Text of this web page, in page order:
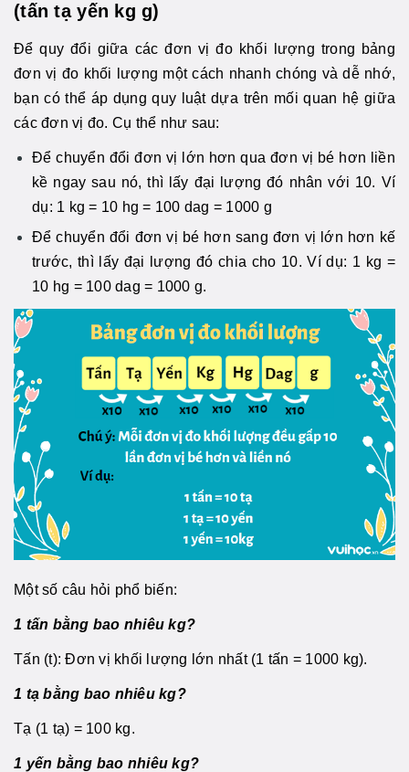
(tấn tạ yến kg g)
Để quy đổi giữa các đơn vị đo khối lượng trong bảng
đơn vị đo khối lượng một cách nhanh chóng và dễ nhớ,
bạn có thể áp dụng quy luật dựa trên mối quan hệ giữa
các đơn vị đo. Cụ thể như sau:
Để chuyển đổi đơn vị lớn hơn qua đơn vị bé hơn liền
kề ngay sau nó, thì lấy đại lượng đó nhân với 10. Ví
dụ: 1 kg = 10 hg = 100 dag = 1000 g
Để chuyển đổi đơn vị bé hơn sang đơn vị lớn hơn kế
trước, thì lấy đại lượng đó chia cho 10. Ví dụ: 1 kg =
10 hg = 100 dag = 1000 g.
Một số câu hỏi phổ biến:
1 tấn bằng bao nhiêu kg?
Tấn (t): Đơn vị khối lượng lớn nhất (1 tấn = 1000 kg).
1 tạ bằng bao nhiêu kg?
Tạ (1 tạ) = 100 kg.
1 yến bằng bao nhiêu kg?